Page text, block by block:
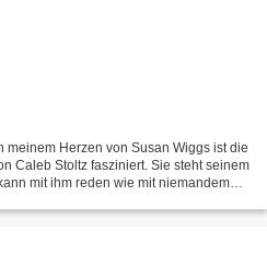
meinem Herzen von Susan Wiggs ist die
Caleb Stoltz fasziniert. Sie steht seinem
mit ihm reden wie mit niemandem